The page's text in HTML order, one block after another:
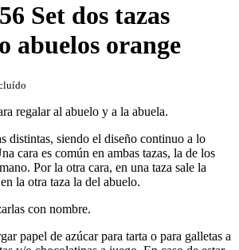
Set dos tazas
abuelos orange
regalar al abuelo y a la abuela.
distintas, siendo el diseño continuo a lo
cara es común en ambas tazas, la de los
Por la otra cara, en una taza sale la
la otra taza la del abuelo.
con nombre.
papel de azúcar para tarta o para galletas a